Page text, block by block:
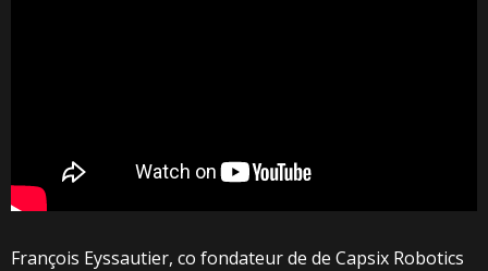
François Eyssautier, co fondateur de de Capsix Robotics